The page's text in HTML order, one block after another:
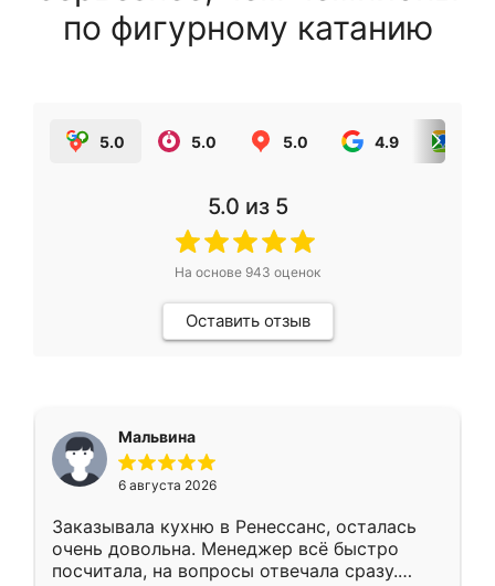
по фигурному катанию
5.0 5.0 5.0 4.9
5.0 из 5
На основе 943 оценок
Оставить отзыв
Мальвина
6 августа 2026
Заказывала кухню в Ренессанс, осталась
очень довольна. Менеджер всё быстро
посчитала, на вопросы отвечала сразу.